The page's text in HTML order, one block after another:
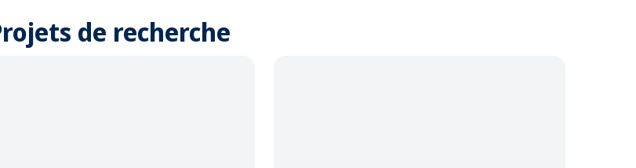
de recherche